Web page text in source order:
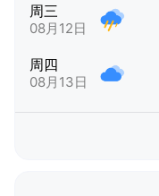
周三
08月12日
周四
08月13日